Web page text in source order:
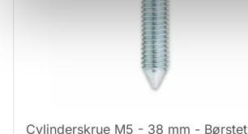
Cylinderskrue M5 - 38 mm - Børstet